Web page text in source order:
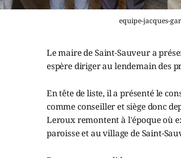
equipe-jacques-
Le maire de Saint-Sauveur a
espère diriger au lendemain des
En tête de liste, il a présenté le
comme conseiller et siège donc
Leroux remontent à l'époque où
paroisse et au village de Saint-